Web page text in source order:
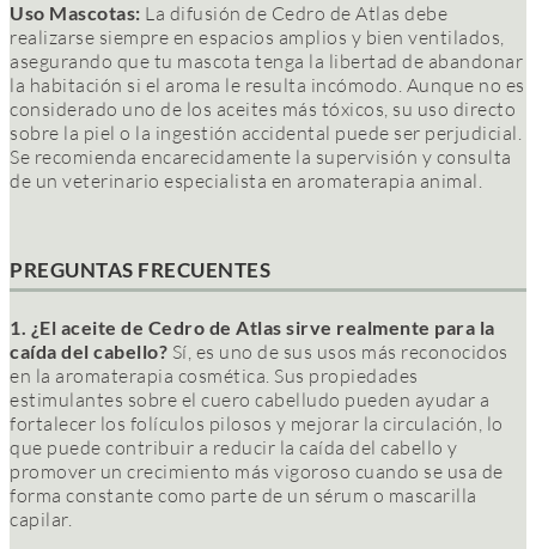
Uso Mascotas: La difusión de Cedro de Atlas debe
realizarse siempre en espacios amplios y bien ventilados,
asegurando que tu mascota tenga la libertad de abandonar
la habitación si el aroma le resulta incómodo. Aunque no es
considerado uno de los aceites más tóxicos, su uso directo
sobre la piel o la ingestión accidental puede ser perjudicial.
Se recomienda encarecidamente la supervisión y consulta
de un veterinario especialista en aromaterapia animal.
PREGUNTAS FRECUENTES
1. ¿El aceite de Cedro de Atlas sirve realmente para la
caída del cabello? Sí, es uno de sus usos más reconocidos
en la aromaterapia cosmética. Sus propiedades
estimulantes sobre el cuero cabelludo pueden ayudar a
fortalecer los folículos pilosos y mejorar la circulación, lo
que puede contribuir a reducir la caída del cabello y
promover un crecimiento más vigoroso cuando se usa de
forma constante como parte de un sérum o mascarilla
capilar.